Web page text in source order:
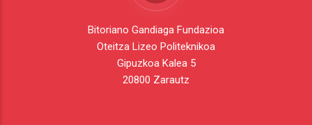
Bitoriano Gandiaga Fundazioa
Oteitza Lizeo Politeknikoa
Gipuzkoa Kalea 5
20800 Zarautz